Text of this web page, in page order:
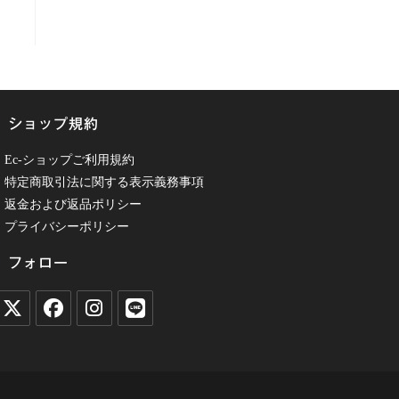
ショップ規約
Ec-ショップご利用規約
特定商取引法に関する表示義務事項
返金および返品ポリシー
プライバシーポリシー
フォロー